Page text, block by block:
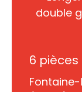
double
6 pièces